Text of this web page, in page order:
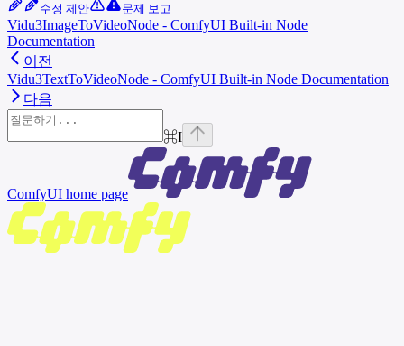
수정 제안 문제 보고
Vidu3ImageToVideoNode - ComfyUI Built-in Node
Documentation
이전
Vidu3TextToVideoNode - ComfyUI Built-in Node Documentation
다음
⌘I
ComfyUI home page